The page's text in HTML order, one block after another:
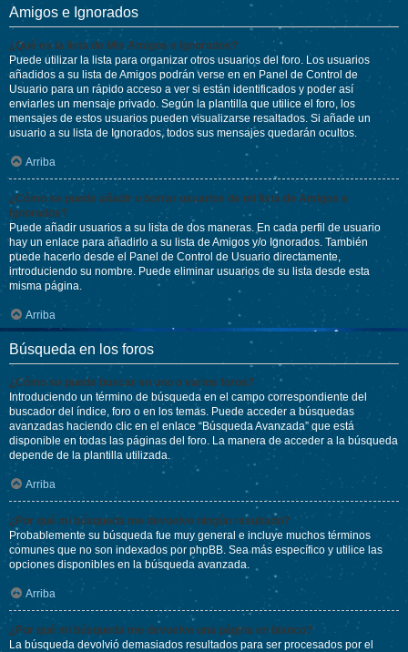
Amigos e Ignorados
¿Qué es la lista de Mis Amigos e Ignorados?
Puede utilizar la lista para organizar otros usuarios del foro. Los usuarios
añadidos a su lista de Amigos podrán verse en en Panel de Control de
Usuario para un rápido acceso a ver si están identificados y poder así
enviarles un mensaje privado. Según la plantilla que utilice el foro, los
mensajes de estos usuarios pueden visualizarse resaltados. Si añade un
usuario a su lista de Ignorados, todos sus mensajes quedarán ocultos.
Arriba
¿Cómo se puede añadir o borrar usuarios de mi lista de Amigos e
Ignorados?
Puede añadir usuarios a su lista de dos maneras. En cada perfil de usuario
hay un enlace para añadirlo a su lista de Amigos y/o Ignorados. También
puede hacerlo desde el Panel de Control de Usuario directamente,
introduciendo su nombre. Puede eliminar usuarios de su lista desde esta
misma página.
Arriba
Búsqueda en los foros
¿Cómo se puede buscar en uno o varios foros?
Introduciendo un término de búsqueda en el campo correspondiente del
buscador del índice, foro o en los temas. Puede acceder a búsquedas
avanzadas haciendo clic en el enlace “Búsqueda Avanzada” que está
disponible en todas las páginas del foro. La manera de acceder a la búsqueda
depende de la plantilla utilizada.
Arriba
¿Por qué mi búsqueda me devuelve ningún resultado?
Probablemente su búsqueda fue muy general e incluye muchos términos
comunes que no son indexados por phpBB. Sea más específico y utilice las
opciones disponibles en la búsqueda avanzada.
Arriba
¿Por qué mi búsqueda me devuelve una página en blanco?
La búsqueda devolvió demasiados resultados para ser procesados por el